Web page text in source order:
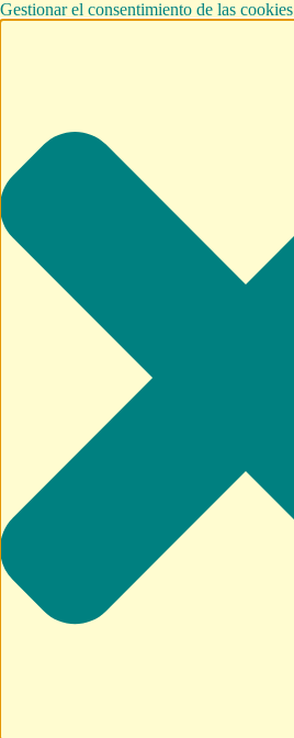
Gestionar el consentimiento de las cookies